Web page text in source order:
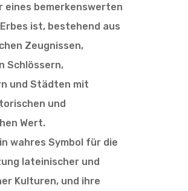
eines bemerkenswerten
ist, bestehend aus
Zeugnissen,
Schlössern,
und Städten mit
und
Wert.
wahres Symbol für die
lateinischer und
Kulturen, und ihre